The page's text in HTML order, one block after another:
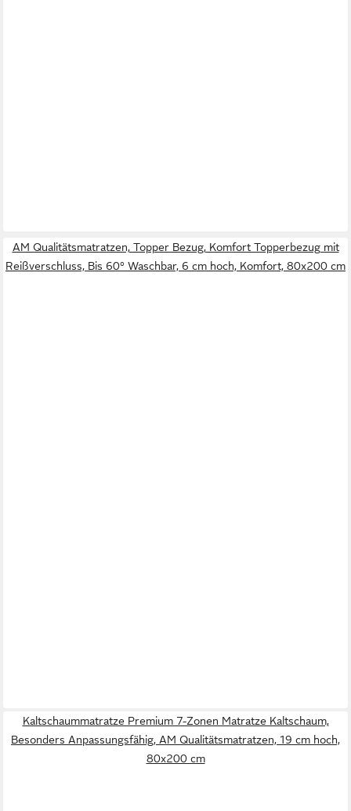
AM Qualitätsmatratzen, Topper Bezug, Komfort Topperbezug mit
Reißverschluss, Bis 60° Waschbar, 6 cm hoch, Komfort, 80x200 cm
Kaltschaummatratze Premium 7-Zonen Matratze Kaltschaum,
Besonders Anpassungsfähig, AM Qualitätsmatratzen, 19 cm hoch,
80x200 cm